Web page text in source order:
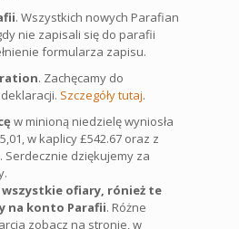
. Wszystkich nowych Parafian
nie zapisali się do parafii
formularza zapisu.
. Zachęcamy do
Szczegóły tutaj.
w minioną niedzielę wyniosła
w kaplicy £542.67 oraz z
Serdecznie dziękujemy za
wszystkie ofiary, rónież te
na konto Parafii. Różne
zobacz na stronie, w